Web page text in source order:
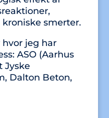
smerter.
jeg har
ASO (Aarhus
Jyske
Dalton Beton,